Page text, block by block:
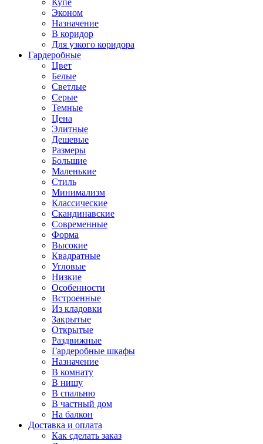
Купе
Эконом
Назначение
В коридор
Для узкого коридора
Гардеробные
Цвет
Белые
Светлые
Серые
Темные
Цена
Элитные
Дешевые
Размеры
Большие
Маленькие
Стиль
Минимализм
Классические
Скандинавские
Современные
Форма
Высокие
Квадратные
Угловые
Низкие
Особенности
Встроенные
Из кладовки
Закрытые
Открытые
Раздвижные
Гардеробные шкафы
Назначение
В комнату
В нишу
В спальню
В частный дом
На балкон
Доставка и оплата
Как сделать заказ